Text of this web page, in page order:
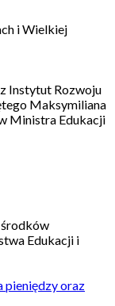
i Wielkiej
Instytut Rozwoju
Maksymiliana
Ministra Edukacji
środków
Edukacji i
pieniędzy oraz